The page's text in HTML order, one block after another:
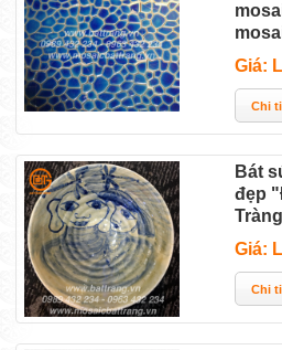
Giá:
Bát
đẹp
Giá: